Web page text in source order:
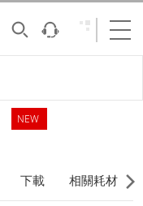
NEW
下載 相關耗材